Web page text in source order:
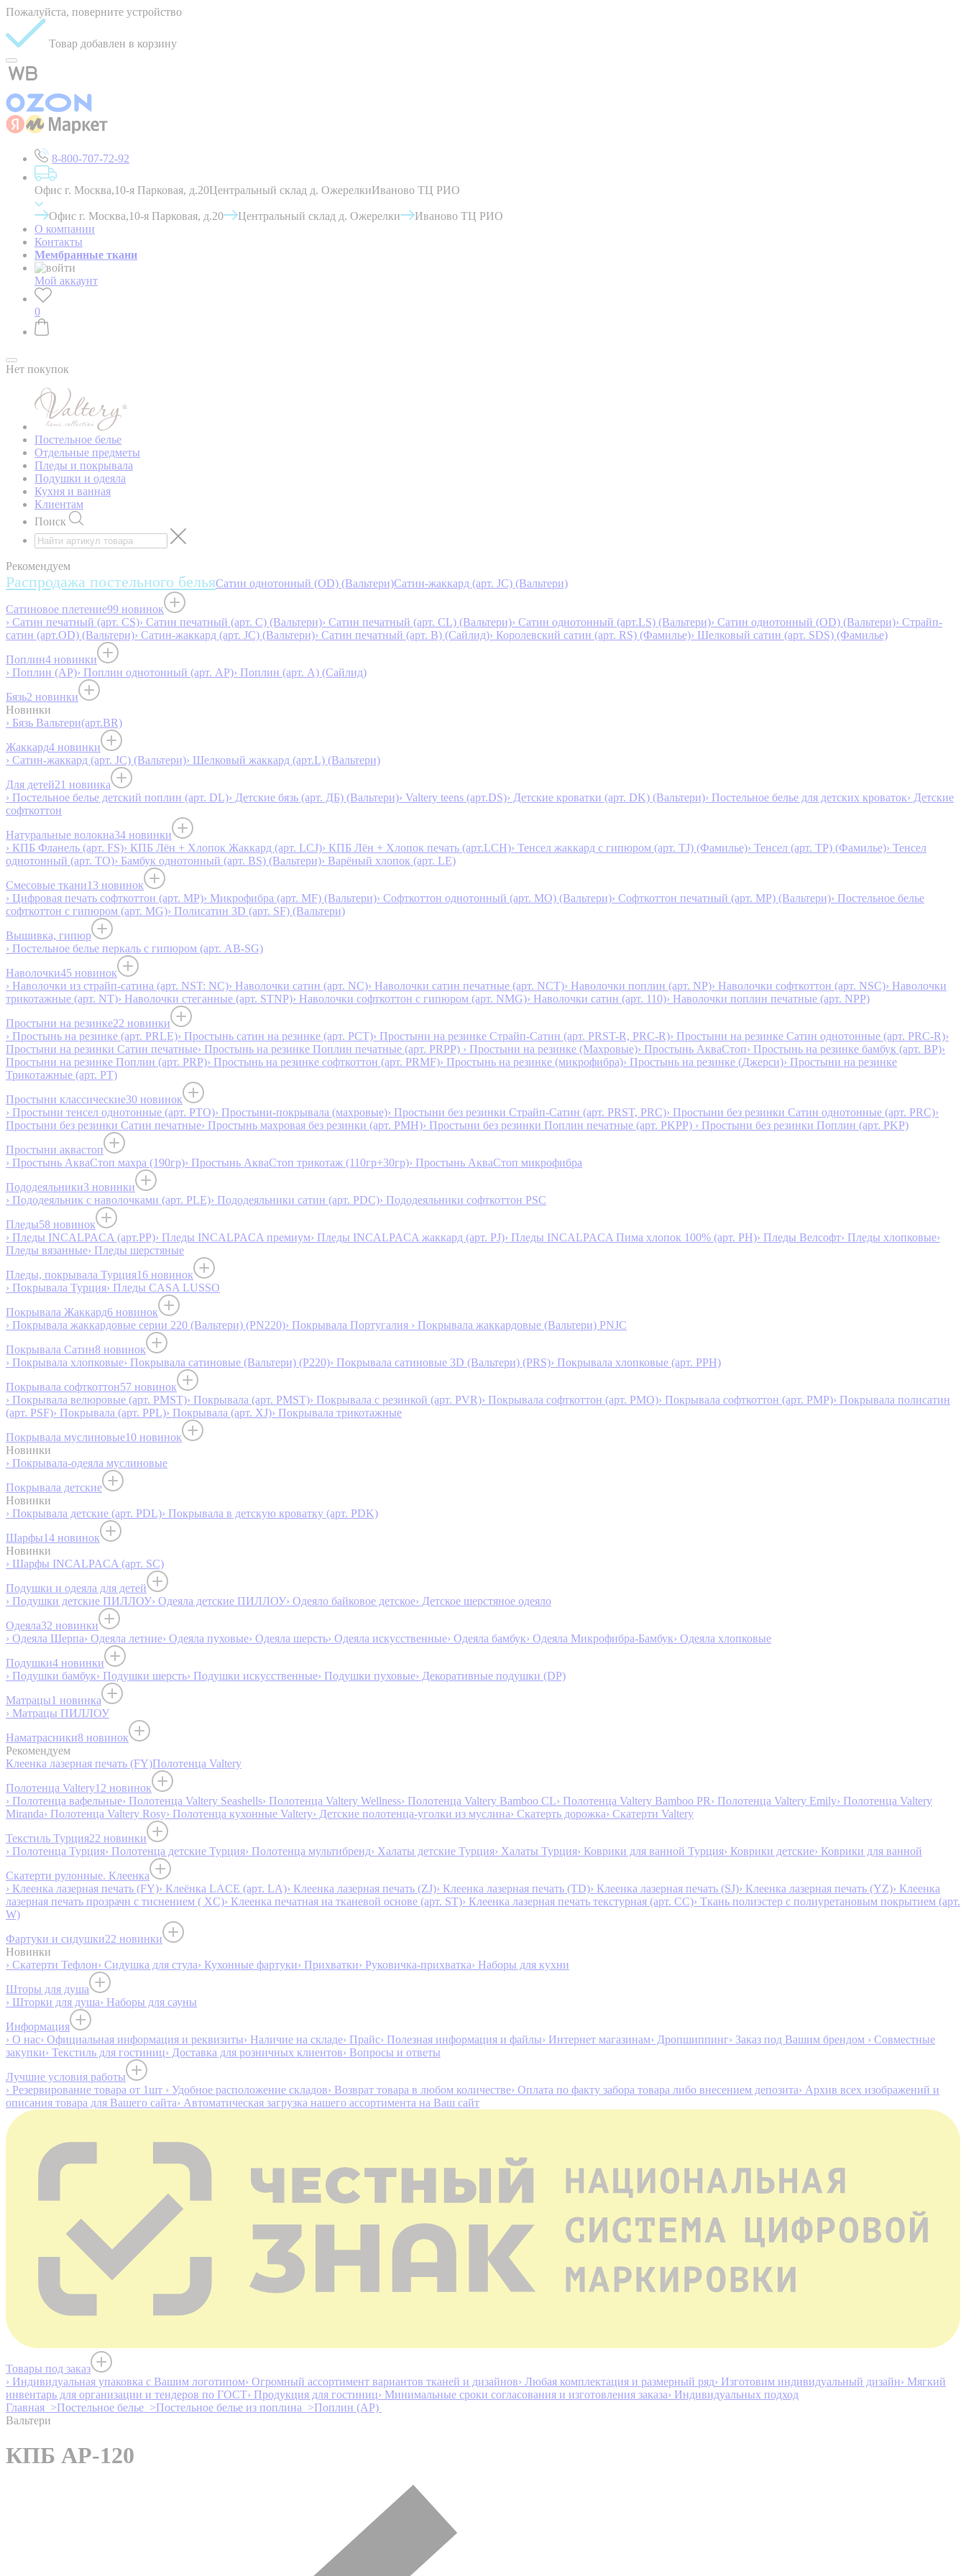
Пожалуйста, поверните устройство
Товар добавлен в корзину
8-800-707-72-92
Офис г. Москва,10-я Парковая, д.20Центральный склад д. ОжерелкиИваново ТЦ РИО
Офис г. Москва,10-я Парковая, д.20 Центральный склад д. Ожерелки
Иваново ТЦ РИО
О компании
Контакты
Мембранные ткани
Мой аккаунт
0
Нет покупок
Постельное белье
Отдельные предметы
Пледы и покрывала
Подушки и одеяла
Кухня и ванная
Клиентам
Поиск
Рекомендуем
Распродажа постельного бельяСатин однотонный (OD) (Вальтери)Сатин-жаккард (арт. JC) (Вальтери)
Сатиновое плетение99 новинок
› Сатин печатный (арт. СS)› Сатин печатный (арт. С) (Вальтери)› Сатин печатный (арт. СL) (Вальтери)› Сатин однотонный (арт.LS) (Вальтери)› Сатин однотонный (OD) (Вальтери)› Страйп-
сатин (арт.OD) (Вальтери)› Сатин-жаккард (арт. JC) (Вальтери)› Сатин печатный (арт. В) (Сайлид)› Королевский сатин (арт. RS) (Фамилье)› Шелковый сатин (арт. SDS) (Фамилье)
Поплин4 новинки
› Поплин (AP)› Поплин однотонный (арт. AP)› Поплин (арт. А) (Сайлид)
Бязь2 новинки
Новинки
› Бязь Вальтери(арт.BR)
Жаккард4 новинки
› Сатин-жаккард (арт. JC) (Вальтери)› Шелковый жаккард (арт.L) (Вальтери)
Для детей21 новинка
› Постельное белье детский поплин (арт. DL)› Детские бязь (арт. ДБ) (Вальтери)› Valtery teens (арт.DS)› Детские кроватки (арт. DK) (Вальтери)› Постельное белье для детских кроваток› Детские
софткоттон
Натуральные волокна34 новинки
› КПБ Фланель (арт. FS)› КПБ Лён + Хлопок Жаккард (арт. LCJ)› КПБ Лён + Хлопок печать (арт.LCH)› Тенсел жаккард с гипюром (арт. TJ) (Фамилье)› Тенсел (арт. ТР) (Фамилье)› Тенсел
однотонный (арт. TO)› Бамбук однотонный (арт. BS) (Вальтери)› Варёный хлопок (арт. LE)
Смесовые ткани13 новинок
› Цифровая печать софткоттон (арт. MP)› Микрофибра (арт. MF) (Вальтери)› Софткоттон однотонный (арт. MO) (Вальтери)› Софткоттон печатный (арт. MР) (Вальтери)› Постельное белье
софткоттон с гипюром (арт. MG)› Полисатин 3D (арт. SF) (Вальтери)
Вышивка, гипюр
› Постельное белье перкаль с гипюром (арт. AB-SG)
Наволочки45 новинок
› Наволочки из страйп-сатина (арт. NST: NC)› Наволочки сатин (арт. NC)› Наволочки сатин печатные (арт. NCT)› Наволочки поплин (арт. NP)› Наволочки софткоттон (арт. NSC)› Наволочки
трикотажные (арт. NT)› Наволочки стеганные (арт. STNP)› Наволочки софткоттон с гипюром (арт. NMG)› Наволочки сатин (арт. 110)› Наволочки поплин печатные (арт. NPP)
Простыни на резинке22 новинки
› Простынь на резинке (арт. PRLE)› Простынь сатин на резинке (арт. PCT)› Простыни на резинке Страйп-Сатин (арт. PRST-R, PRC-R)› Простыни на резинке Сатин однотонные (арт. PRC-R)›
Простыни на резинки Сатин печатные› Простынь на резинке Поплин печатные (арт. PRPP) › Простыни на резинке (Махровые)› Простынь АкваСтоп› Простынь на резинке бамбук (арт. BP)›
Простыни на резинке Поплин (арт. PRP)› Простынь на резинке софткоттон (арт. PRMF)› Простынь на резинке (микрофибра)› Простынь на резинке (Джерси)› Простыни на резинке
Трикотажные (арт. РТ)
Простыни классические30 новинок
› Простыни тенсел однотонные (арт. PTO)› Простыни-покрывала (махровые)› Простыни без резинки Страйп-Сатин (арт. PRST, PRC)› Простыни без резинки Сатин однотонные (арт. PRC)›
Простыни без резинки Сатин печатные› Простынь махровая без резинки (арт. PMH)› Простыни без резинки Поплин печатные (арт. PKPP) › Простыни без резинки Поплин (арт. PKP)
Простыни аквастоп
› Простынь АкваСтоп махра (190гр)› Простынь АкваСтоп трикотаж (110гр+30гр)› Простынь АкваСтоп микрофибра
Пододеяльники3 новинки
› Пододеяльник с наволочками (арт. PLE)› Пододеяльники сатин (арт. PDC)› Пододеяльники софткоттон PSC
Пледы58 новинок
› Пледы INCALPACA (арт.PP)› Пледы INCALPACA премиум› Пледы INCALPACA жаккард (арт. PJ)› Пледы INCALPACA Пима хлопок 100% (арт. PH)› Пледы Велсофт› Пледы хлопковые›
Пледы вязанные› Пледы шерстяные
Пледы, покрывала Турция16 новинок
› Покрывала Турция› Пледы CASA LUSSO
Покрывала Жаккард6 новинок
› Покрывала жаккардовые серии 220 (Вальтери) (PN220)› Покрывала Португалия › Покрывала жаккардовые (Вальтери) PNJC
Покрывала Сатин8 новинок
› Покрывала хлопковые› Покрывала сатиновые (Вальтери) (P220)› Покрывала сатиновые 3D (Вальтери) (PRS)› Покрывала хлопковые (арт. PPH)
Покрывала софткоттон57 новинок
› Покрывала велюровые (арт. PMST)› Покрывала (арт. PMST)› Покрывала с резинкой (арт. PVR)› Покрывала софткоттон (арт. PMO)› Покрывала софткоттон (арт. PMP)› Покрывала полисатин
(арт. PSF)› Покрывала (арт. PPL)› Покрывала (арт. XJ)› Покрывала трикотажные
Покрывала муслиновые10 новинок
Новинки
› Покрывала-одеяла муслиновые
Покрывала детские
Новинки
› Покрывала детские (арт. PDL)› Покрывала в детскую кроватку (арт. PDK)
Шарфы14 новинок
Новинки
› Шарфы INCALPACA (арт. SC)
Подушки и одеяла для детей
› Подушки детские ПИЛЛОУ› Одеяла детские ПИЛЛОУ› Одеяло байковое детское› Детское шерстяное одеяло
Одеяла32 новинки
› Одеяла Шерпа› Одеяла летние› Одеяла пуховые› Одеяла шерсть› Одеяла искусственные› Одеяла бамбук› Одеяла Микрофибра-Бамбук› Одеяла хлопковые
Подушки4 новинки
› Подушки бамбук› Подушки шерсть› Подушки искусственные› Подушки пуховые› Декоративные подушки (DP)
Матрацы1 новинка
› Матрацы ПИЛЛОУ
Наматрасники8 новинок
Рекомендуем
Клеенка лазерная печать (FY)Полотенца Valtery
Полотенца Valtery12 новинок
› Полотенца вафельные› Полотенца Valtery Seashells› Полотенца Valtery Wellness› Полотенца Valtery Bamboo CL› Полотенца Valtery Bamboo PR› Полотенца Valtery Emily› Полотенца Valtery
Miranda› Полотенца Valtery Rosy› Полотенца кухонные Valtery› Детские полотенца-уголки из муслина› Скатерть дорожка› Скатерти Valtery
Текстиль Турция22 новинки
› Полотенца Турция› Полотенца детские Турция› Полотенца мультибренд› Халаты детские Турция› Халаты Турция› Коврики для ванной Турция› Коврики детские› Коврики для ванной
Скатерти рулонные. Клеенка
› Клеенка лазерная печать (FY)› Клеёнка LACE (арт. LA)› Клеенка лазерная печать (ZJ)› Клеенка лазерная печать (TD)› Клеенка лазерная печать (SJ)› Клеенка лазерная печать (YZ)› Клеенка
лазерная печать прозрачн с тиснением ( XC)› Клеенка печатная на тканевой основе (арт. ST)› Клеенка лазерная печать текстурная (арт. CC)› Ткань полиэстер с полиуретановым покрытием (арт.
W)
Фартуки и сидушки22 новинки
Новинки
› Скатерти Тефлон› Сидушка для стула› Кухонные фартуки› Прихватки› Руковичка-прихватка› Наборы для кухни
Шторы для душа
› Шторки для душа› Наборы для сауны
Информация
› О нас› Официальная информация и реквизиты› Наличие на складе› Прайс› Полезная информация и файлы› Интернет магазинам› Дропшиппинг› Заказ под Вашим брендом › Совместные
закупки› Текстиль для гостиниц› Доставка для розничных клиентов› Вопросы и ответы
Лучшие условия работы
› Резервирование товара от 1шт › Удобное расположение складов› Возврат товара в любом количестве› Оплата по факту забора товара либо внесением депозита› Архив всех изображений и
описания товара для Вашего сайта› Автоматическая загрузка нашего ассортимента на Ваш сайт
Товары под заказ
› Индивидуальная упаковка с Вашим логотипом› Огромный ассортимент вариантов тканей и дизайнов› Любая комплектация и размерный ряд› Изготовим индивидуальный дизайн› Мягкий
инвентарь для организации и тендеров по ГОСТ› Продукция для гостиниц› Минимальные сроки согласования и изготовления заказа› Индивидуальных подход
Главная >Постельное белье >Постельное белье из поплина >Поплин (AP)
Вальтери
КПБ AP-120